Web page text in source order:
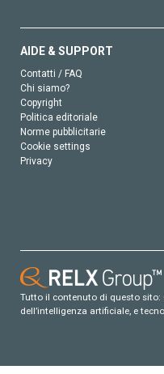
AIDE & SUPPORT
Contatti / FAQ
Chi siamo?
Copyright
Politica editoriale
Norme pubblicitarie
Cookie settings
Privacy
Tutto il contenuto di questo
dell’intelligenza artificiale, e